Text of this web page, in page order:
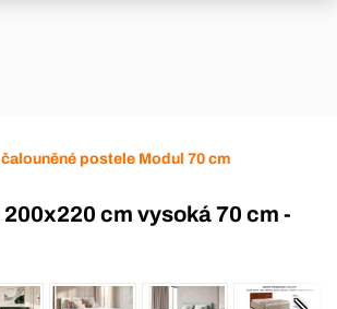
postele Modul 70 cm